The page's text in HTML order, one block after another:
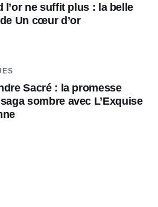
l’or ne suffit plus : la belle
Un cœur d’or
Sacré : la promesse
sombre avec L’Exquise